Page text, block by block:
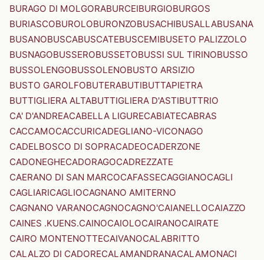
BURAGO DI MOLGORABURCEIBURGIOBURGOS
BURIASCOBUROLOBURONZOBUSACHIBUSALLABUSANA
BUSANOBUSCABUSCATEBUSCEMIBUSETO PALIZZOLO
BUSNAGOBUSSEROBUSSETOBUSSI SUL TIRINOBUSSO
BUSSOLENGOBUSSOLENOBUSTO ARSIZIO
BUSTO GAROLFOBUTERABUTIBUTTAPIETRA
BUTTIGLIERA ALTABUTTIGLIERA D'ASTIBUTTRIO
CA' D'ANDREACABELLA LIGURECABIATECABRAS
CACCAMOCACCURICADEGLIANO-VICONAGO
CADELBOSCO DI SOPRACADEOCADERZONE
CADONEGHECADORAGOCADREZZATE
CAERANO DI SAN MARCOCAFASSECAGGIANOCAGLI
CAGLIARICAGLIOCAGNANO AMITERNO
CAGNANO VARANOCAGNOCAGNO'CAIANELLOCAIAZZO
CAINES .KUENS.CAINOCAIOLOCAIRANOCAIRATE
CAIRO MONTENOTTECAIVANOCALABRITTO
CALALZO DI CADORECALAMANDRANACALAMONACI